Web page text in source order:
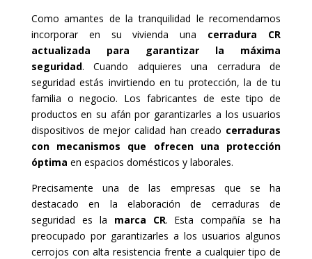
Como amantes de la tranquilidad le recomendamos
incorporar en su vivienda una cerradura CR
actualizada para garantizar la máxima
seguridad. Cuando adquieres una cerradura de
seguridad estás invirtiendo en tu protección, la de tu
familia o negocio. Los fabricantes de este tipo de
productos en su afán por garantizarles a los usuarios
dispositivos de mejor calidad han creado cerraduras
con mecanismos que ofrecen una protección
óptima en espacios domésticos y laborales.
Precisamente una de las empresas que se ha
destacado en la elaboración de cerraduras de
seguridad es la marca CR. Esta compañía se ha
preocupado por garantizarles a los usuarios algunos
cerrojos con alta resistencia frente a cualquier tipo de